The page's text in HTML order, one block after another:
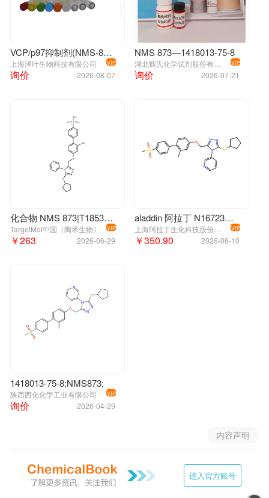
VCP/p97抑制剂(NMS-873)
上海泽叶生物科技有限公司 VIP
2026-08-07
询价
NMS 873—1418013-75-8
湖北魏氏化学试剂股份有限公司 VIP
2026-07-21
询价
化合物 NMS 873|T1853|TargetMol
TargetMol中国（陶术生物） VIP
2026-06-29
￥263
aladdin 阿拉丁 N167232 NMS-873,VCP ATPase抑制剂 1418013-75-8 98% (HPLC)
VIP
2026-06-10
￥350.90
1418013-75-8;NMS873;
陕西西化化学工业有限公司 VIP
2026-04-29
询价
内容声明
进入官方账号